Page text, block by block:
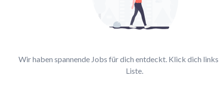
Wir haben spannende Jobs für dich entdeckt. Klick dich links
Liste.